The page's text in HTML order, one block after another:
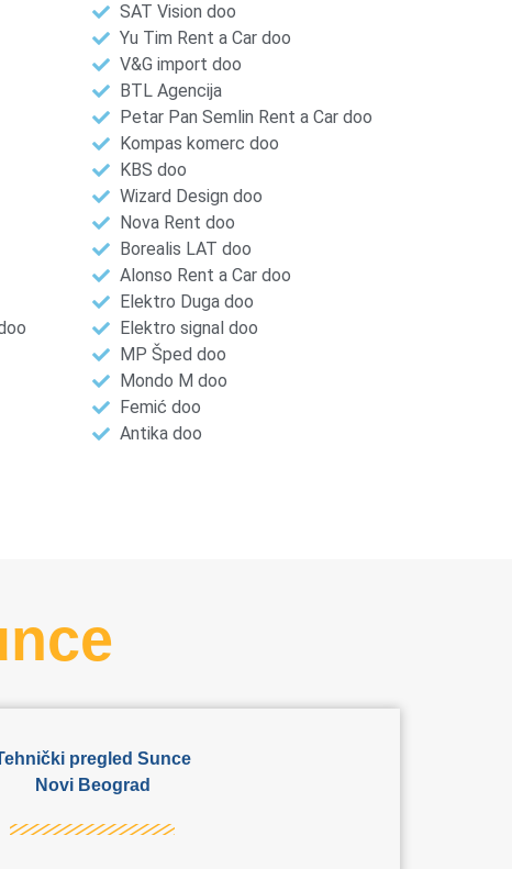
SAT Vision doo
Yu Tim Rent a Car doo
V&G import doo
BTL Agencija
Petar Pan Semlin Rent a Car doo
Kompas komerc doo
KBS doo
Wizard Design doo
Nova Rent doo
Borealis LAT doo
Alonso Rent a Car doo
Elektro Duga doo
Elektro signal doo
MP Šped doo
Mondo M doo
Femić doo
Antika doo
pregled Sunce
Novi Beograd